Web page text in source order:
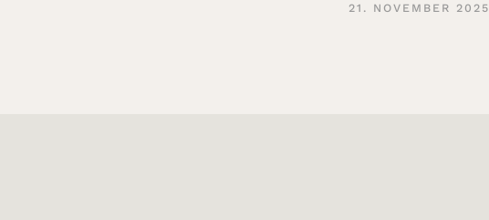
21. NOVEMBER 2025